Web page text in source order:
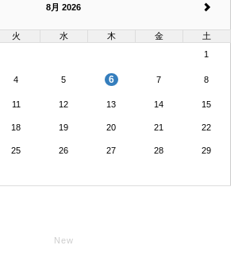
8月 2026
火 水 木 金
土
1
4 5 6 7 8
11 12 13 14 15
18 19 20 21 22
25 26 27 28 29
New